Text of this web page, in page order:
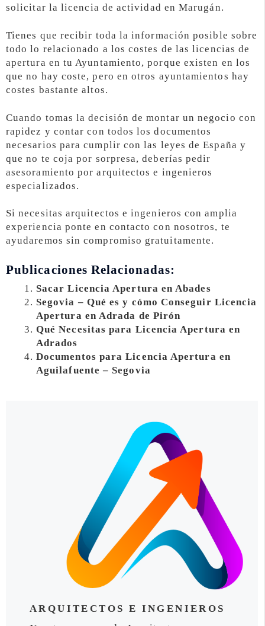
solicitar la licencia de actividad en Marugán.
Tienes que recibir toda la información posible sobre
todo lo relacionado a los costes de las licencias de
apertura en tu Ayuntamiento, porque existen en los
que no hay coste, pero en otros ayuntamientos hay
costes bastante altos.
Cuando tomas la decisión de montar un negocio con
rapidez y contar con todos los documentos
necesarios para cumplir con las leyes de España y
que no te coja por sorpresa, deberías pedir
asesoramiento por arquitectos e ingenieros
especializados.
Si necesitas arquitectos e ingenieros con amplia
experiencia ponte en contacto con nosotros, te
ayudaremos sin compromiso gratuitamente.
Publicaciones Relacionadas:
Sacar Licencia Apertura en Abades
Segovia – Qué es y cómo Conseguir Licencia
Apertura en Adrada de Pirón
Qué Necesitas para Licencia Apertura en
Adrados
Documentos para Licencia Apertura en
Aguilafuente – Segovia
ARQUITECTOS E INGENIEROS